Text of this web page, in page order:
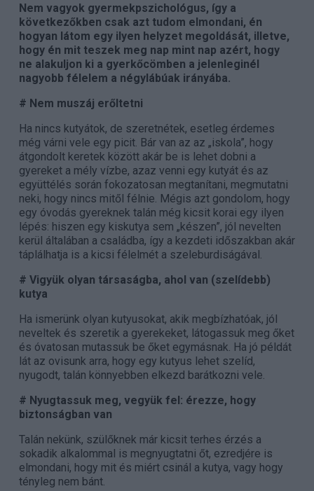
Nem vagyok gyermekpszichológus, így a
következőkben csak azt tudom elmondani, én
hogyan látom egy ilyen helyzet megoldását, illetve,
hogy én mit teszek meg nap mint nap azért, hogy
ne alakuljon ki a gyerkőcömben a jelenleginél
nagyobb félelem a négylábúak irányába.
# Nem muszáj erőltetni
Ha nincs kutyátok, de szeretnétek, esetleg érdemes
még várni vele egy picit. Bár van az az „iskola”, hogy
átgondolt keretek között akár be is lehet dobni a
gyereket a mély vízbe, azaz venni egy kutyát és az
együttélés során fokozatosan megtanítani, megmutatni
neki, hogy nincs mitől félnie. Mégis azt gondolom, hogy
egy óvodás gyereknek talán még kicsit korai egy ilyen
lépés: hiszen egy kiskutya sem „készen”, jól nevelten
kerül általában a családba, így a kezdeti időszakban akár
táplálhatja is a kicsi félelmét a szeleburdiságával.
# Vigyük olyan társaságba, ahol van (szelídebb)
kutya
Ha ismerünk olyan kutyusokat, akik megbízhatóak, jól
neveltek és szeretik a gyerekeket, látogassuk meg őket
és óvatosan mutassuk be őket egymásnak. Ha jó példát
lát az ovisunk arra, hogy egy kutyus lehet szelíd,
nyugodt, talán könnyebben elkezd barátkozni vele.
# Nyugtassuk meg, vegyük fel: érezze, hogy
biztonságban van
Talán nekünk, szülőknek már kicsit terhes érzés a
sokadik alkalommal is megnyugtatni őt, ezredjére is
elmondani, hogy mit és miért csinál a kutya, vagy hogy
tényleg nem bánt.